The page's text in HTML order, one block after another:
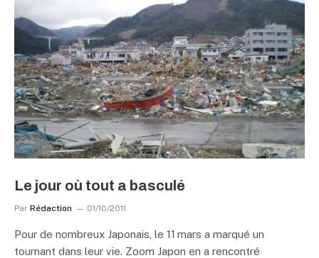
Le jour où tout a basculé
Par Rédaction 01/10/2011
Pour de nombreux Japonais, le 11 mars a marqué un
tournant dans leur vie. Zoom Japon en a rencontré